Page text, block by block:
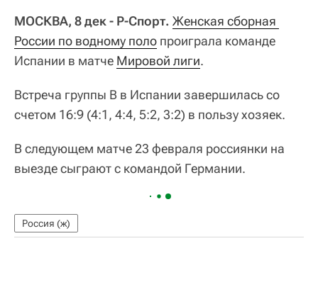
МОСКВА, 8 дек - Р-Спорт. Женская сборная
России по водному поло проиграла команде
Испании в матче Мировой лиги.
Встреча группы В в Испании завершилась со
счетом 16:9 (4:1, 4:4, 5:2, 3:2) в пользу хозяек.
В следующем матче 23 февраля россиянки на
выезде сыграют с командой Германии.
Россия (ж)